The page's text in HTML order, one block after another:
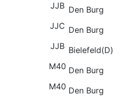
JJB Den Burg
JJC Den Burg
JJB Bielefeld(D)
M40 Den Burg
M40 Den Burg